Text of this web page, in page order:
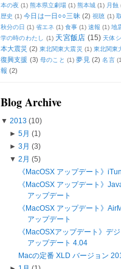
本の夜 (1) 熊本県立劇場 (1) 熊本城 (1) 月蝕
歴史 (1) 今日は一日○○三昧 (2) 視聴 (1)
秋分の日 (1) 省エネ (1) 食事 (1) 速報 (1) 地
学の時のわたし
(1) 天宮飯店 (15) 天体
本大震災 (2) 東北関東大震災 (1) 東北関東
復興支援 (3) 母のこと (1) 夢見 (2) 名言
報 (2)
Blog Archive
▼ 2013 (10)
► 5月 (1)
► 3月 (3)
▼ 2月 (5)
《MacOSX アップデート》
《MacOSX アップデート》
アップデート
《MacOSX アップデート》
アップデート
《MacOSXアップデート》デ
アップデート 4.04
Macの定番 XLD バージョン